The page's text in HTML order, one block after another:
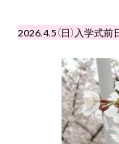
2026.4.5（日）入学式前